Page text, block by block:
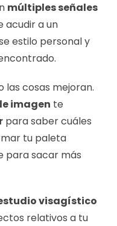
múltiples señales
acudir a un
estilo personal y
las cosas mejoran.
imagen te
para saber cuáles
tu paleta
para sacar más
visagístico
relativos a tu